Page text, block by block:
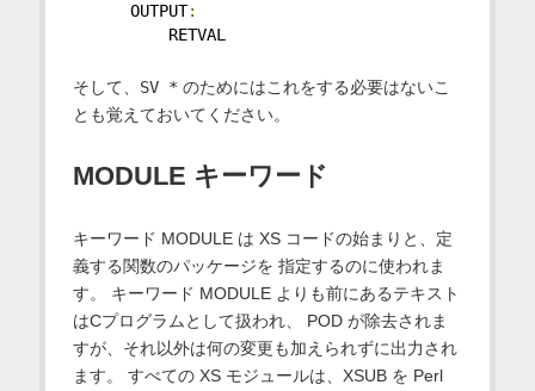
OUTPUT:
RETVAL
そして、 SV * のためにはこれをする必要はないこ
とも覚えておいてください。
MODULE キーワード
キーワード MODULE は XS コードの始まりと、定
義する関数のパッケージを 指定するのに使われま
す。 キーワード MODULE よりも前にあるテキスト
はCプログラムとして扱われ、 POD が除去されま
すが、それ以外は何の変更も加えられずに出力され
ます。 すべての XS モジュールは、XSUB を Perl